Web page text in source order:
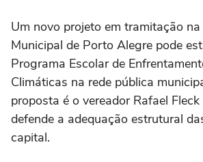
Um novo projeto em tramitação na
Municipal de Porto Alegre pode
Programa Escolar de
Climáticas na rede pública
proposta é o vereador Rafael
defende a adequação estrutural
capital.